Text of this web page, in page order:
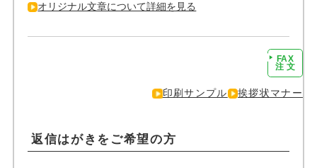
オリジナル文章について詳細を見る
FAX
注 文
印刷サンプル 挨拶状マナー
返信はがきをご希望の方